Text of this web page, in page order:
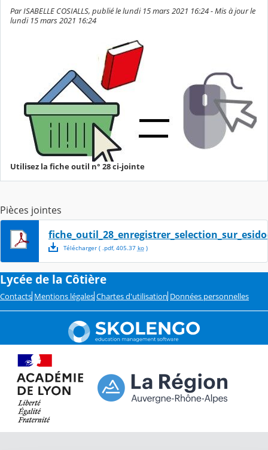
Par ISABELLE COSIALLS, publié le lundi 15 mars 2021 16:24 - Mis à jour le
lundi 15 mars 2021 16:24
Utilisez la fiche outil n° 28 ci-jointe
Pièces jointes
Télécharger( .pdf, 405.37 ko)
Lycée de la Côtière
Contacts Mentions légales Chartes d'utilisation Données personnelles